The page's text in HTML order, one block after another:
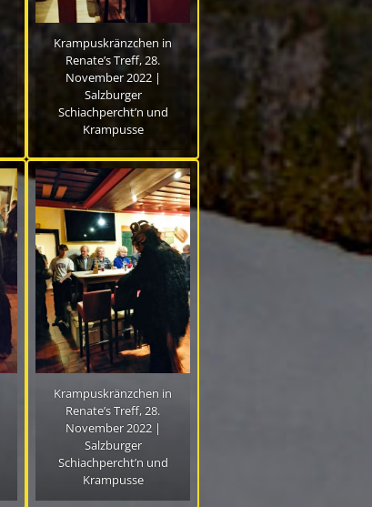
Krampuskränzchen in
Renate’s Treff, 28.
November 2022 |
Salzburger
Schiachpercht’n und
Krampusse
Krampuskränzchen in
Renate’s Treff, 28.
November 2022 |
Salzburger
Schiachpercht’n und
Krampusse